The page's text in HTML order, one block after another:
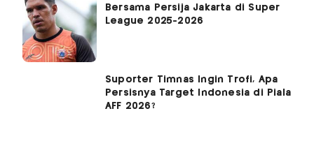
Bersama Persija Jakarta di Super
League 2025-2026
Suporter Timnas Ingin Trofi, Apa
Persisnya Target Indonesia di Piala
AFF 2026?